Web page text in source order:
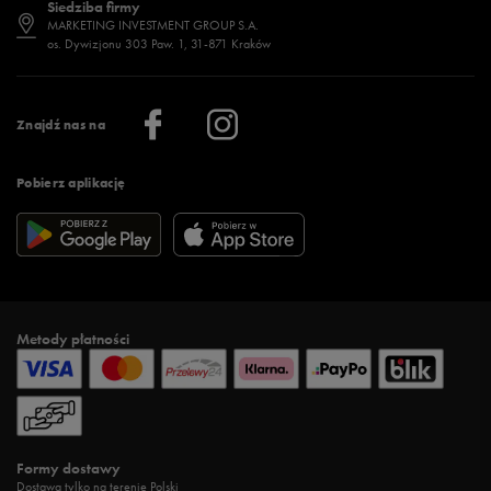
Znajdź nas na
Pobierz aplikację
Regulamin sklepu 50 style
Regulamin aplikacji 50 style
Więcej regulaminów >
Jak wybrać buty na zimę?
Więcej >
Stylizacje damskie
Sklepy stacjonarne
Klub 50 style
Praca
Informacje o firmie
Siedziba firmy
MARKETING INVESTMENT GROUP S.A.
os. Dywizjonu 303 Paw. 1, 31-871 Kraków
Metody płatności
Formy dostawy
Dostawa tylko na terenie Polski